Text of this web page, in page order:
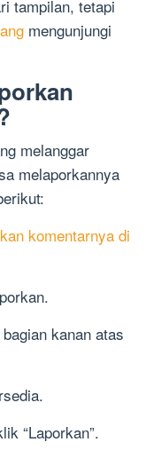
tampilan, tetapi
mengunjungi
melanggar
melaporkannya
komentarnya di
kanan atas
“Laporkan”.